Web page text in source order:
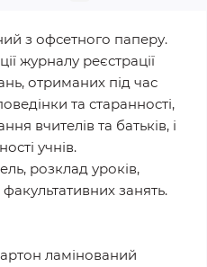
з офсетного паперу.
журналу реєстрації
отриманих під час
та старанності,
вчителів та батьків, і
учнів.
розклад уроків,
занять.
ламінований